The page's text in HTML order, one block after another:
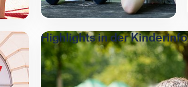
Highlights in der Kinderinfo